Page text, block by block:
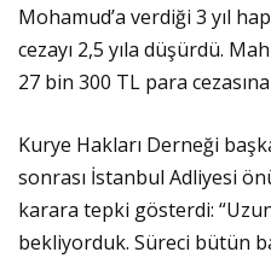
Mohamud’a verdiği 3 yıl
cezayı 2,5 yıla düşürdü.
27 bin 300 TL para
Kurye Hakları Derneği
sonrası İstanbul Adliyesi
karara tepki gösterdi:
bekliyorduk. Süreci bütün